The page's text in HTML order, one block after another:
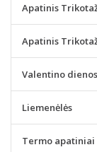
Apatinis
Apatinis
Valentino
Liemenėlės
Termo apatiniai